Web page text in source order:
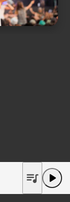
play_arrow
queue_music